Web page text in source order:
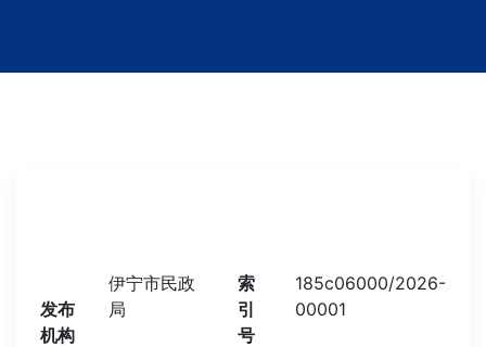
发布
机构
伊宁市民政
局
索
引
号
185c06000/2026-
00001